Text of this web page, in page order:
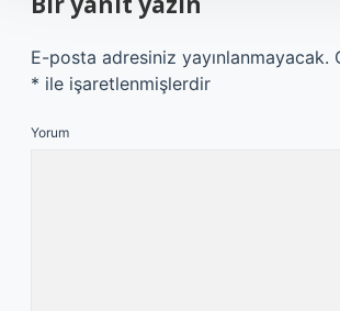
E-posta adresiniz yayınlanmayacak.
* ile işaretlenmişlerdir
Yorum